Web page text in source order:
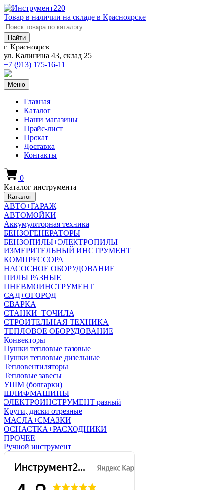
Товар в наличии на складе в Красноярске
Найти
г. Красноярск
ул. Калинина 43, склад 25
+7 (913) 175-16-11
Меню
Главная
Каталог
Наши магазины
Прайс-лист
Прокат
Доставка
Контакты
0
Каталог инструмента
Каталог
АВТО+ГАРАЖ
АВТОМОЙКИ
Аккумуляторная техника
БЕНЗОГЕНЕРАТОРЫ
БЕНЗОПИЛЫ+ЭЛЕКТРОПИЛЫ
ИЗМЕРИТЕЛЬНЫЙ ИНСТРУМЕНТ
КОМПРЕССОРА
НАСОСНОЕ ОБОРУДОВАНИЕ
ПИЛЫ РАЗНЫЕ
ПНЕВМОИНСТРУМЕНТ
САД+ОГОРОД
СВАРКА
СТАНКИ+ТОЧИЛА
СТРОИТЕЛЬНАЯ ТЕХНИКА
ТЕПЛОВОЕ ОБОРУДОВАНИЕ
Конвекторы
Пушки тепловые газовые
Пушки тепловые дизельные
Тепловентиляторы
Тепловые завесы
УШМ (болгарки)
ШЛИФМАШИНЫ
ЭЛЕКТРОИНСТРУМЕНТ разный
Круги, диски отрезные
МАСЛА+СМАЗКИ
ОСНАСТКА+РАСХОДНИКИ
ПРОЧЕЕ
Ручной инструмент